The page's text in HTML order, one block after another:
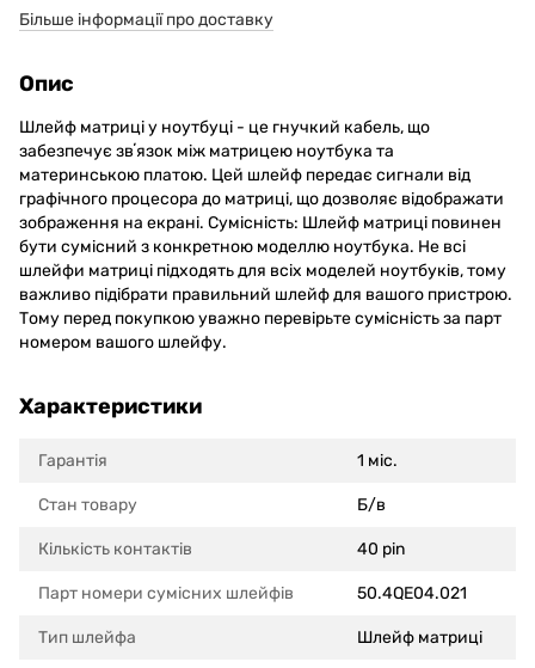
Більше інформації про доставку
Опис
Шлейф матриці у ноутбуці - це гнучкий кабель, що
забезпечує звʼязок між матрицею ноутбука та
материнською платою. Цей шлейф передає сигнали від
графічного процесора до матриці, що дозволяє відображати
зображення на екрані. Сумісність: Шлейф матриці повинен
бути сумісний з конкретною моделлю ноутбука. Не всі
шлейфи матриці підходять для всіх моделей ноутбуків, тому
важливо підібрати правильний шлейф для вашого пристрою.
Тому перед покупкою уважно перевірьте сумісність за парт
номером вашого шлейфу.
Характеристики
Гарантія 1 міс.
Стан товару Б/в
Кількість контактів 40 pin
Парт номери сумісних шлейфів 50.4QE04.021
Тип шлейфа Шлейф матриці